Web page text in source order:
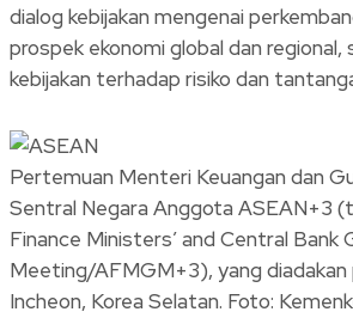
dialog kebijakan mengenai
prospek ekonomi global dan
kebijakan terhadap risiko dan
Pertemuan Menteri Keuangan dan
Sentral Negara Anggota ASEAN+3
Finance Ministers’ and Central Bank
Meeting/AFMGM+3), yang diadakan
Incheon, Korea Selatan. Foto: